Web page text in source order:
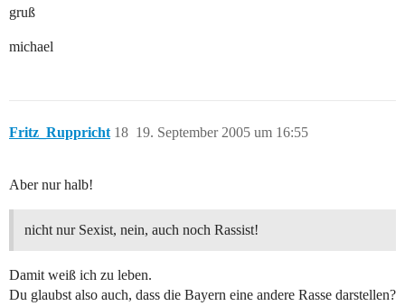
gruß
michael
Fritz_Ruppricht 19. September 2005 um 16:55
18
Aber nur halb!
nicht nur Sexist, nein, auch noch Rassist!
Damit weiß ich zu leben.
Du glaubst also auch, dass die Bayern eine andere Rasse darstellen?